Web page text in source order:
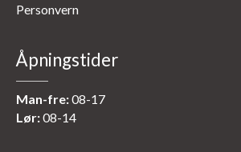
Personvern
Åpningstider
Man-fre:08-17
Lør:08-14